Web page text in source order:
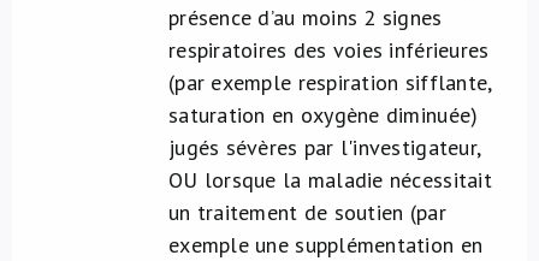
présence d’au moins 2 signes
respiratoires des voies inférieures
(par exemple respiration sifflante,
saturation en oxygène diminuée)
jugés sévères par l'investigateur,
OU lorsque la maladie nécessitait
un traitement de soutien (par
exemple une supplémentation en